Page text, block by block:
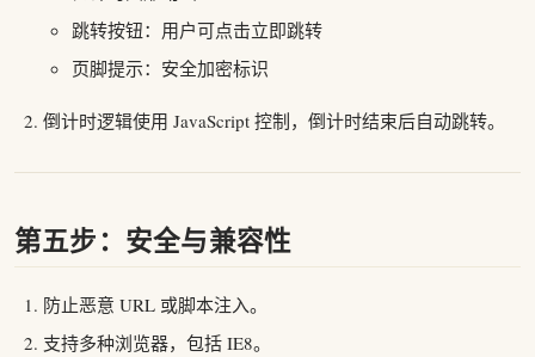
跳转按钮：用户可点击立即跳转
页脚提示：安全加密标识
倒计时逻辑使用 JavaScript 控制，倒计时结束后自动跳转。
第五步：安全与兼容性
防止恶意 URL 或脚本注入。
支持多种浏览器，包括 IE8。